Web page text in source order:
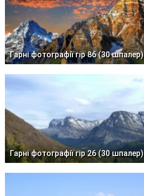
Гарні фотографії гір 86 (30 шпалер)
Гарні фотографії гір 26 (30 шпалер)